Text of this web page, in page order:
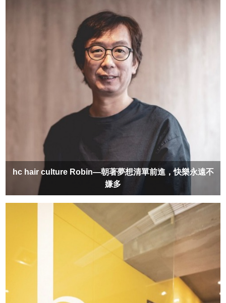
hc hair culture Robin—朝著夢想清單前進，快樂永遠不
嫌多